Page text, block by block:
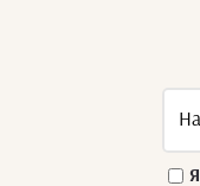
Я